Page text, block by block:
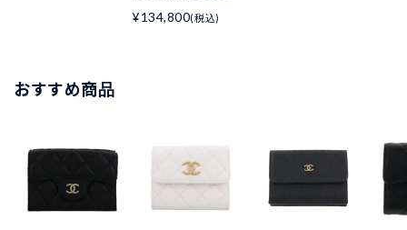
¥134,800(税込)
おすすめ商品